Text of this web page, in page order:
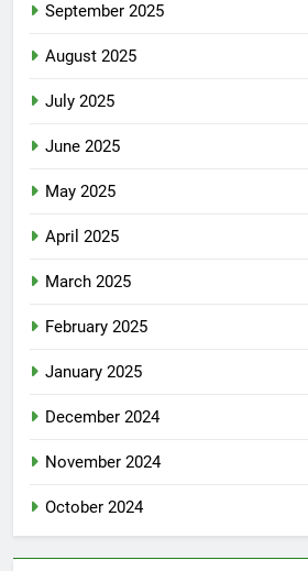
September 2025
August 2025
July 2025
June 2025
May 2025
April 2025
March 2025
February 2025
January 2025
December 2024
November 2024
October 2024